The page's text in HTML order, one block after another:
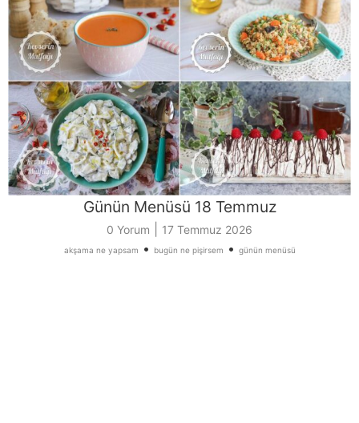
Günün Menüsü 18 Temmuz
0 Yorum 17 Temmuz 2026
akşama ne yapsam • bugün ne pişirsem • günün menüsü